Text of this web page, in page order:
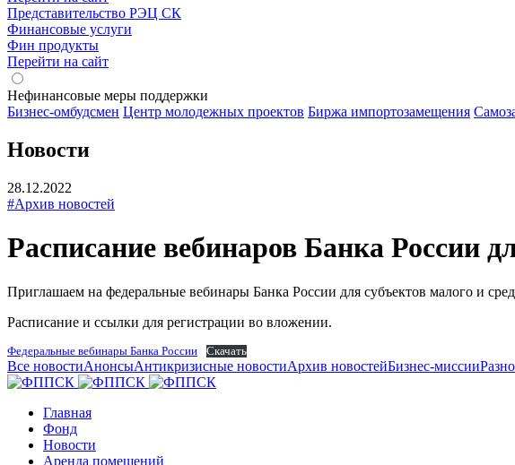
Представительство РЭЦ СК
Финансовые услуги
Фин продукты
Перейти на сайт
Нефинансовые меры поддержки
Бизнес-омбудсмен Центр молодежных проектов Биржа импортозамещения
Новости
28.12.2022
#Архив новостей
Расписание вебинаров Банка России
Приглашаем на федеральные вебинары Банка России для субъектов малого и
Расписание и ссылки для регистрации во вложении.
Федеральные вебинары Банка России Скачать
Все новостиАнонсыАнтикризисные новостиАрхив новостейБизнес-миссии
Главная
Фонд
Новости
Аренда помещений